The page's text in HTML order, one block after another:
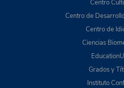
Centro
Centro de
Centro de
Ciencias
Grados y
Instituto